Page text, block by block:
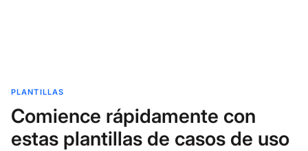
PLANTILLAS
Comience rápidamente con
estas plantillas de casos de uso